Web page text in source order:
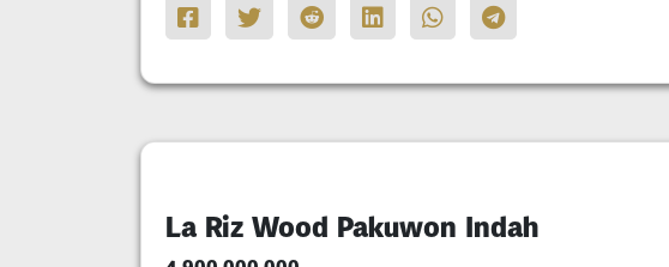
La Riz Wood Pakuwon Indah